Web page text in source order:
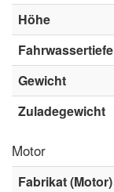
Höhe
Fahrwassertiefe
Gewicht
Zuladegewicht
Motor
Fabrikat (Motor)